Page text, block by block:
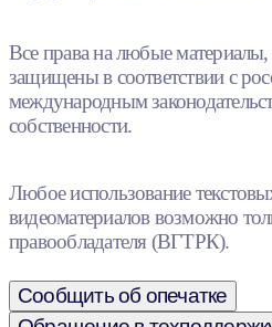
Все права на любые
защищены в соответствии с
международным
собственности.
Любое использование
видеоматериалов возможно
правообладателя (ВГТРК).
Сообщить об опечатке